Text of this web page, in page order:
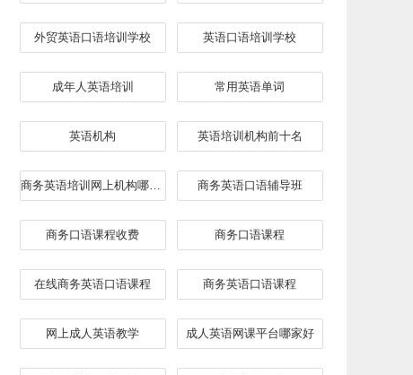
外贸英语口语培训学校 英语口语培训学校
成年人英语培训 常用英语单词
英语机构 英语培训机构前十名
商务英语培训网上机构哪家好 ​商务英语口语辅导班
商务口语课程收费 商务口语课程
在线商务英语口语课程 商务英语口语课程
网上成人英语教学 成人英语网课平台哪家好